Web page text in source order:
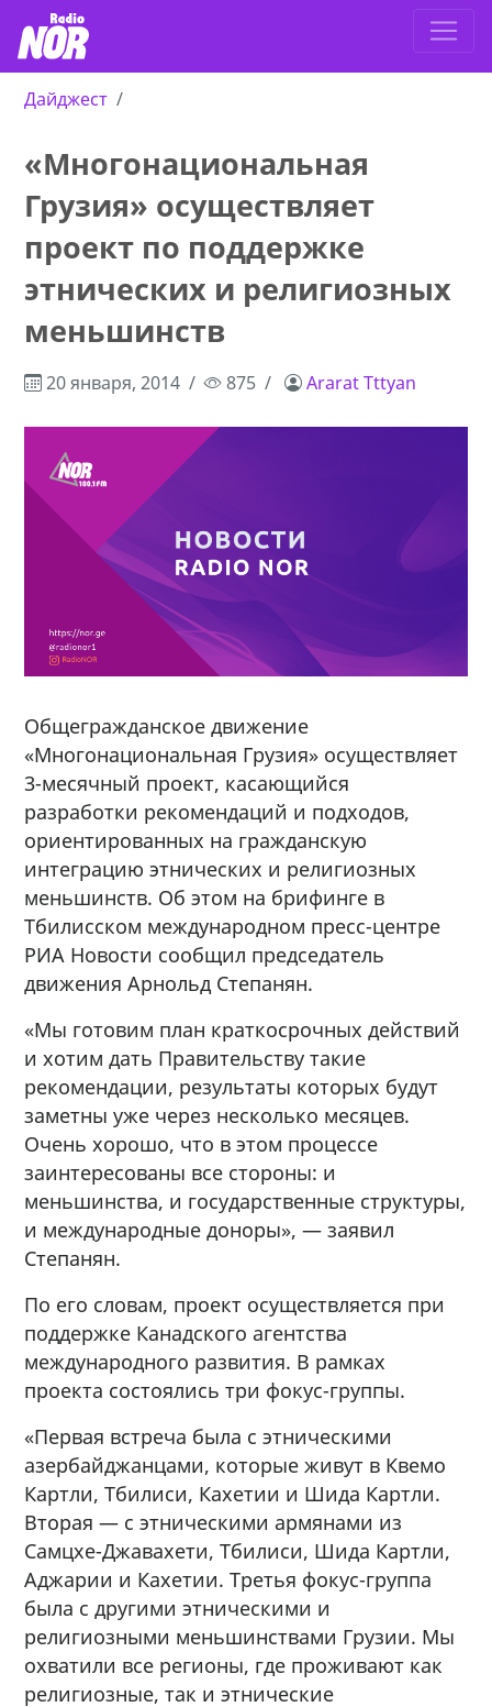
Дайджест
«Многонациональная
Грузия» осуществляет
проект по поддержке
этнических и религиозных
меньшинств
20 января, 2014 875 Ararat Tttyan
Общегражданское движение
«Многонациональная Грузия» осуществляет
3-месячный проект, касающийся
разработки рекомендаций и подходов,
ориентированных на гражданскую
интеграцию этнических и религиозных
меньшинств. Об этом на брифинге в
Тбилисском международном пресс-центре
РИА Новости сообщил председатель
движения Арнольд Степанян.
«Мы готовим план краткосрочных действий
и хотим дать Правительству такие
рекомендации, результаты которых будут
заметны уже через несколько месяцев.
Очень хорошо, что в этом процессе
заинтересованы все стороны: и
меньшинства, и государственные структуры,
и международные доноры», — заявил
Степанян.
По его словам, проект осуществляется при
поддержке Канадского агентства
международного развития. В рамках
проекта состоялись три фокус-группы.
«Первая встреча была с этническими
азербайджанцами, которые живут в Квемо
Картли, Тбилиси, Кахетии и Шида Картли.
Вторая — с этническими армянами из
Самцхе-Джавахети, Тбилиси, Шида Картли,
Аджарии и Кахетии. Третья фокус-группа
была с другими этническими и
религиозными меньшинствами Грузии. Мы
охватили все регионы, где проживают как
религиозные, так и этнические